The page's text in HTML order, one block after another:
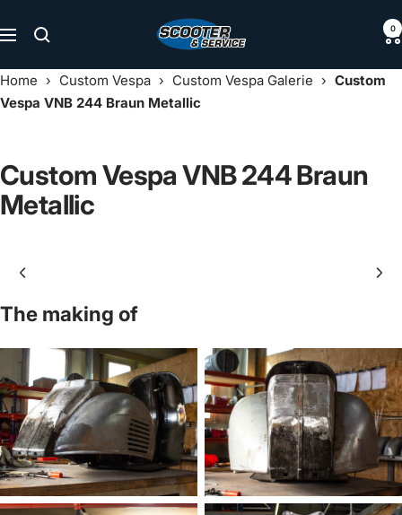
zum
Navigation
Scooter
Service
0
Home › Custom Vespa › Custom Vespa Galerie › Custom
Vespa VNB 244 Braun Metallic
Custom Vespa VNB 244 Braun
Metallic
The making of